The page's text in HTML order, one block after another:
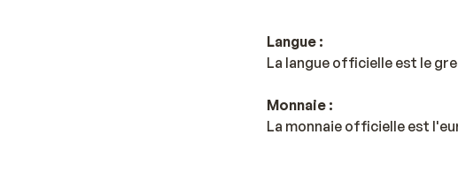
Langue :
La langue officielle est le
Monnaie :
La monnaie officielle est